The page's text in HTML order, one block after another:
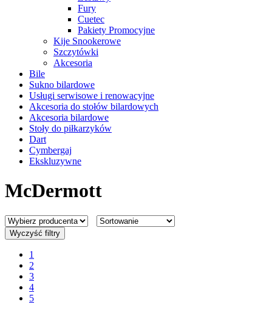
Fury
Cuetec
Pakiety Promocyjne
Kije Snookerowe
Szczytówki
Akcesoria
Bile
Sukno bilardowe
Usługi serwisowe i renowacyjne
Akcesoria do stołów bilardowych
Akcesoria bilardowe
Stoły do piłkarzyków
Dart
Cymbergaj
Ekskluzywne
McDermott
Wyczyść filtry
1
2
3
4
5